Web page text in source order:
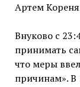
Артем
Внуково с
принимать
что меры
причинам». В